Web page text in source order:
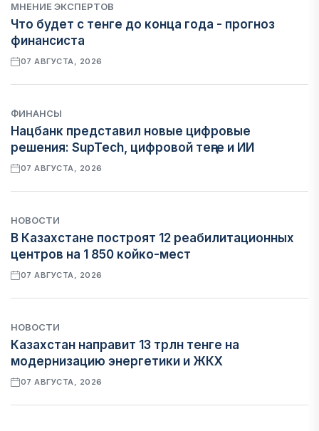
МНЕНИЕ ЭКСПЕРТОВ
Что будет с тенге до конца года - прогноз
финансиста
07 АВГУСТА, 2026
ФИНАНСЫ
Нацбанк представил новые цифровые
решения: SupTech, цифровой теңге и ИИ
07 АВГУСТА, 2026
НОВОСТИ
В Казахстане построят 12 реабилитационных
центров на 1 850 койко-мест
07 АВГУСТА, 2026
НОВОСТИ
Казахстан направит 13 трлн тенге на
модернизацию энергетики и ЖКХ
07 АВГУСТА, 2026